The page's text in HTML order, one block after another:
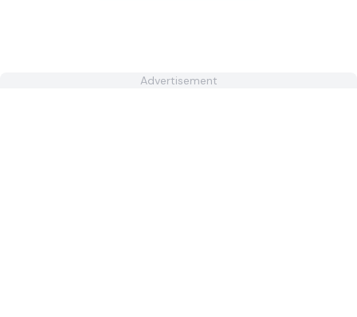
Advertisement